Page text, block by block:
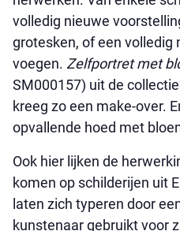
volledig nieuwe
grotesken, of een volledig
voegen. Zelfportret met
SM000157) uit de
kreeg zo een make-over.
opvallende hoed met
Ook hier lijken de
komen op schilderijen uit
laten zich typeren door
kunstenaar gebruikt voor